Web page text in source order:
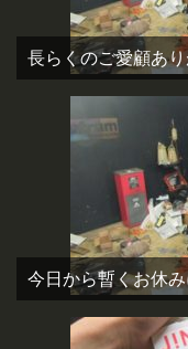
長らくのご愛顧あ
今日から暫くお休